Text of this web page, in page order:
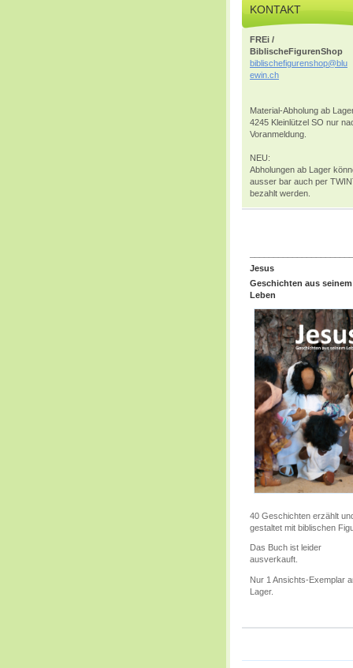
KONTAKT
FREi /
BiblischeFigurenShop
biblischefigurenshop@blu
ewin.ch
Material-Abholung ab
4245 Kleinlützel SO nur
Voranmeldung.
NEU:
Abholungen ab Lager
ausser bar auch per
bezahlt werden.
Jesus
Geschichten aus seinem
Leben
40 Geschichten erzählt
gestaltet mit biblischen
Das Buch ist leider
ausverkauft.
Nur 1 Ansichts-Exemplar
Lager.